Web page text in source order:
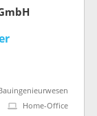
Home-Office